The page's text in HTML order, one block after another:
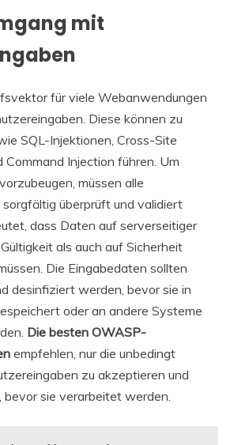
mit
für viele Webanwendungen
Diese können zu
SQL-Injektionen, Cross-Site
Command Injection führen. Um
müssen alle
überprüft und validiert
dass Daten auf serverseitiger
als auch auf Sicherheit
Die Eingabedaten sollten
desinfiziert werden, bevor sie in
oder an andere Systeme
Die besten OWASP-
empfehlen, nur die unbedingt
zu akzeptieren und
bevor sie verarbeitet werden.